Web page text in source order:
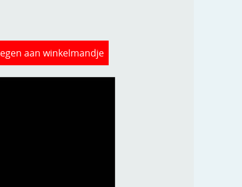
aan winkelmandje